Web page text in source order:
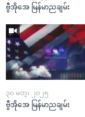
ဗွီအိုအေ မြန်မာညချမ်း
၃၀ မတ္၊ ၂၀၂၅
ဗွီအိုအေ မြန်မာညချမ်း